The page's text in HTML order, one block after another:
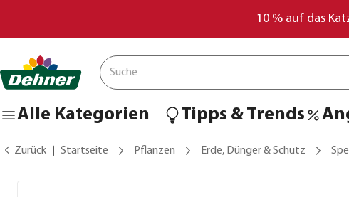
10 % auf das
Alle Kategorien Tipps & Trends
Zurück Startseite Pflanzen Erde, Dünger & Schutz